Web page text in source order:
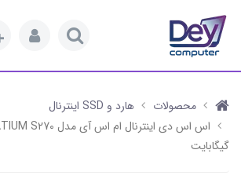
محصولات
هارد و SSD اینترنال
گیگابایت